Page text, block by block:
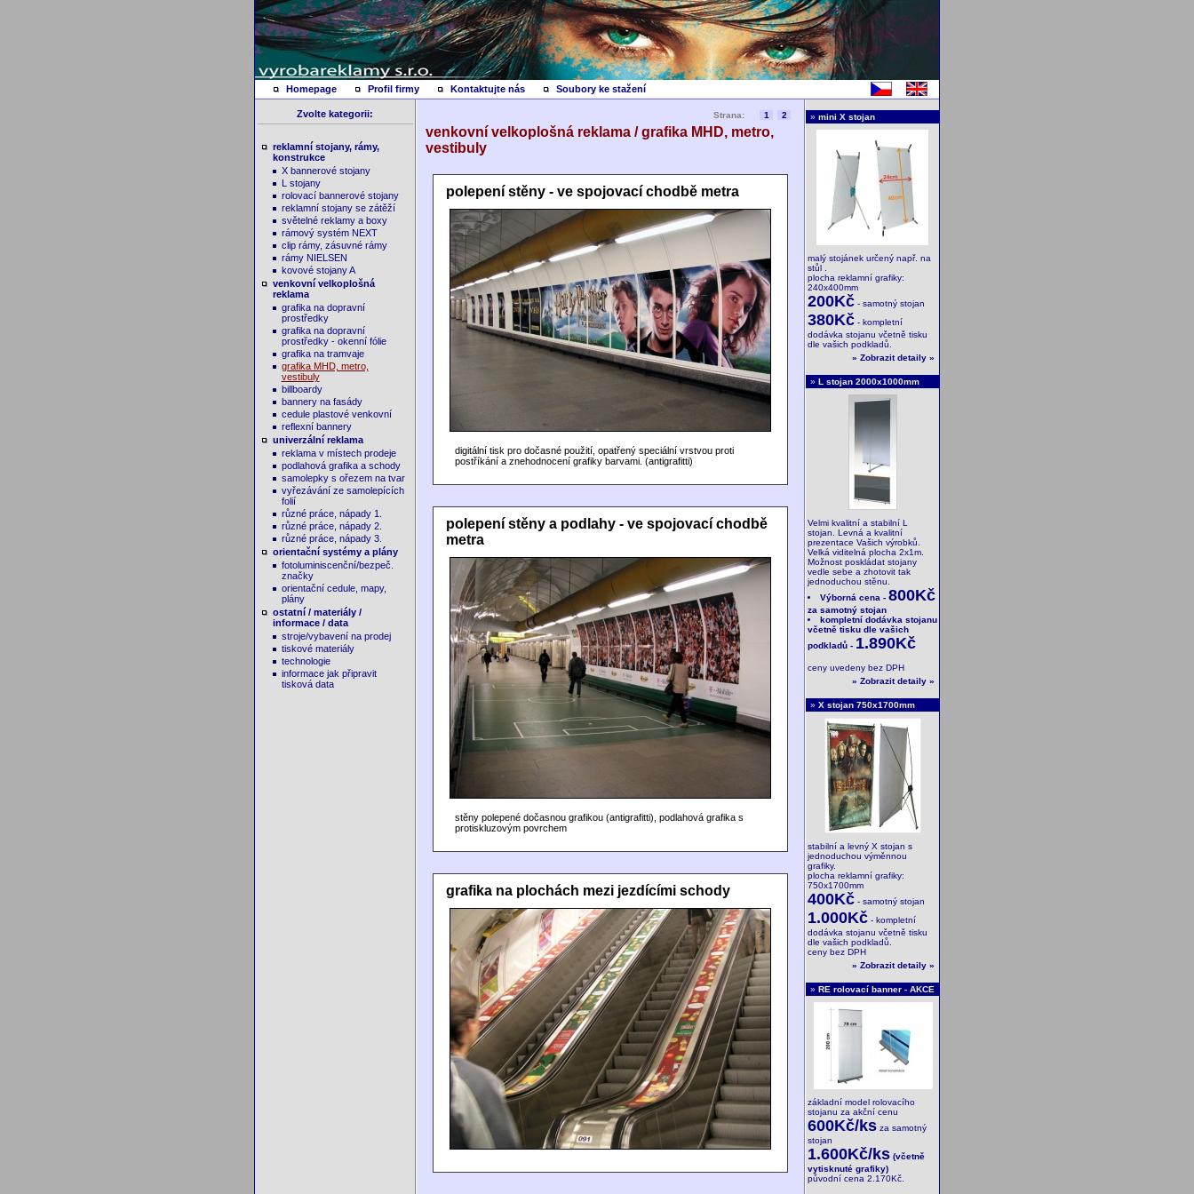
Homepage Profil firmy Kontaktujte nás Soubory ke stažení
Zvolte kategorii:
reklamní stojany, rámy,
konstrukce
X bannerové stojany
L stojany
rolovací bannerové stojany
reklamní stojany se zátěží
světelné reklamy a boxy
rámový systém NEXT
clip rámy, zásuvné rámy
rámy NIELSEN
kovové stojany A
venkovní velkoplošná
reklama
grafika na dopravní
prostředky
grafika na dopravní
prostředky - okenní fólie
grafika na tramvaje
grafika MHD, metro,
vestibuly
billboardy
bannery na fasády
cedule plastové venkovní
reflexní bannery
univerzální reklama
reklama v místech prodeje
podlahová grafika a schody
samolepky s ořezem na tvar
vyřezávání ze samolepících
folií
různé práce, nápady 1.
různé práce, nápady 2.
různé práce, nápady 3.
orientační systémy a plány
fotoluminiscenční/bezpeč.
značky
orientační cedule, mapy,
plány
ostatní / materiály /
informace / data
stroje/vybavení na prodej
tiskové materiály
technologie
informace jak připravit
tisková data
Strana: 1 2
venkovní velkoplošná reklama / grafika MHD, metro,
vestibuly
polepení stěny - ve spojovací chodbě metra
digitální tisk pro dočasné použití, opatřený speciální vrstvou proti
postříkání a znehodnocení grafiky barvami. (antigrafitti)
polepení stěny a podlahy - ve spojovací chodbě
metra
stěny polepené dočasnou grafikou (antigrafitti), podlahová grafika s
protiskluzovým povrchem
grafika na plochách mezi jezdícími schody
» mini X stojan
malý stojánek určený např. na
stůl .
plocha reklamní grafiky:
240x400mm
200Kč - samotný stojan
380Kč - kompletní
dodávka stojanu včetně tisku
dle vašich podkladů.
» Zobrazit detaily »
» L stojan 2000x1000mm
Velmi kvalitní a stabilní L
stojan. Levná a kvalitní
prezentace Vašich výrobků.
Velká viditelná plocha 2x1m.
Možnost poskládat stojany
vedle sebe a zhotovit tak
jednoduchou stěnu.
Výborná cena - 800Kč
za samotný stojan
kompletní dodávka stojanu
včetně tisku dle vašich
podkladů - 1.890Kč
ceny uvedeny bez DPH
» Zobrazit detaily »
» X stojan 750x1700mm
stabilní a levný X stojan s
jednoduchou výměnnou
grafiky.
plocha reklamní grafiky:
750x1700mm
400Kč - samotný stojan
1.000Kč - kompletní
dodávka stojanu včetně tisku
dle vašich podkladů.
ceny bez DPH
» Zobrazit detaily »
» RE rolovací banner - AKCE
základní model rolovacího
stojanu za akční cenu
600Kč/ks za samotný
stojan
1.600Kč/ks (včetně
vytisknuté grafiky)
původní cena 2.170Kč.